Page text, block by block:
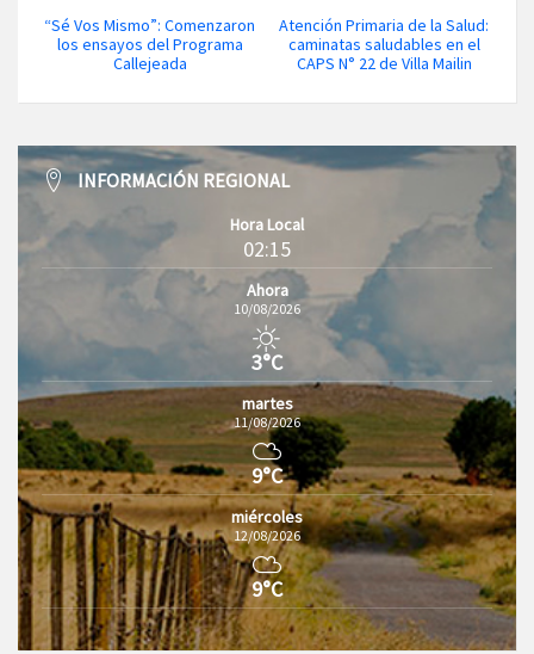
“Sé Vos Mismo”: Comenzaron
los ensayos del Programa
Callejeada
Atención Primaria de la Salud:
caminatas saludables en el
CAPS N° 22 de Villa Mailin
INFORMACIÓN REGIONAL
Hora Local
02:15
Ahora
10/08/2026
3°C
martes
11/08/2026
9°C
miércoles
12/08/2026
9°C